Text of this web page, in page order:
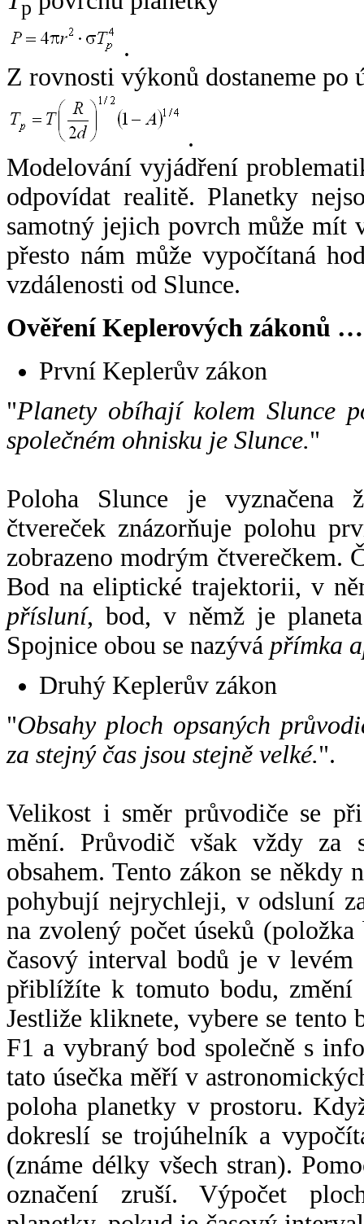
p
.
Z rovnosti výkonů dostaneme po
.
Modelování vyjádření
odpovídat realitě. Planetky
samotný jejich povrch může mít
přesto nám může vypočítaná
vzdálenosti od Slunce.
Ověření Keplerových zákonů …
První Keplerův zákon
"Planety obíhají kolem Slunce
společném ohnisku je Slunce."
Poloha Slunce je vyznačena
čtvereček znázorňuje polohu
zobrazeno modrým čtverečkem.
Bod na eliptické trajektorii, v
přísluní, bod, v němž je
Spojnice obou se nazývá přímka
Druhý Keplerův zákon
"Obsahy ploch opsaných
za stejný čas jsou stejně velké.".
Velikost i směr průvodiče se
mění. Průvodič však vždy za
obsahem. Tento zákon se někdy
pohybují nejrychleji, v odsluní
na zvolený počet úseků
časový interval bodů je v
přiblížíte k tomuto bodu,
Jestliže kliknete, vybere se tento
F1 a vybraný bod společně s
tato úsečka měří v
poloha planetky v prostoru.
dokreslí se trojúhelník a
(známe délky všech stran).
označení zruší. Výpočet